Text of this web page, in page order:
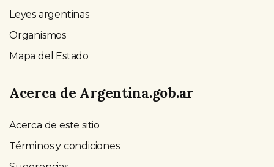
Leyes argentinas
Organismos
Mapa del Estado
Acerca de Argentina.gob.ar
Acerca de este sitio
Términos y condiciones